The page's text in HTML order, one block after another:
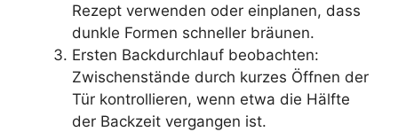
Rezept verwenden oder einplanen, dass
dunkle Formen schneller bräunen.
Ersten Backdurchlauf beobachten:
Zwischenstände durch kurzes Öffnen der
Tür kontrollieren, wenn etwa die Hälfte
der Backzeit vergangen ist.